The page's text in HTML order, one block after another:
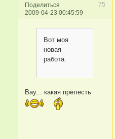
Поделиться
75
2009-04-23 00:45:59
Вот моя
новая
работа.
Вау... какая прелесть